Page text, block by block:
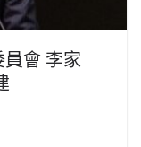
會 李家